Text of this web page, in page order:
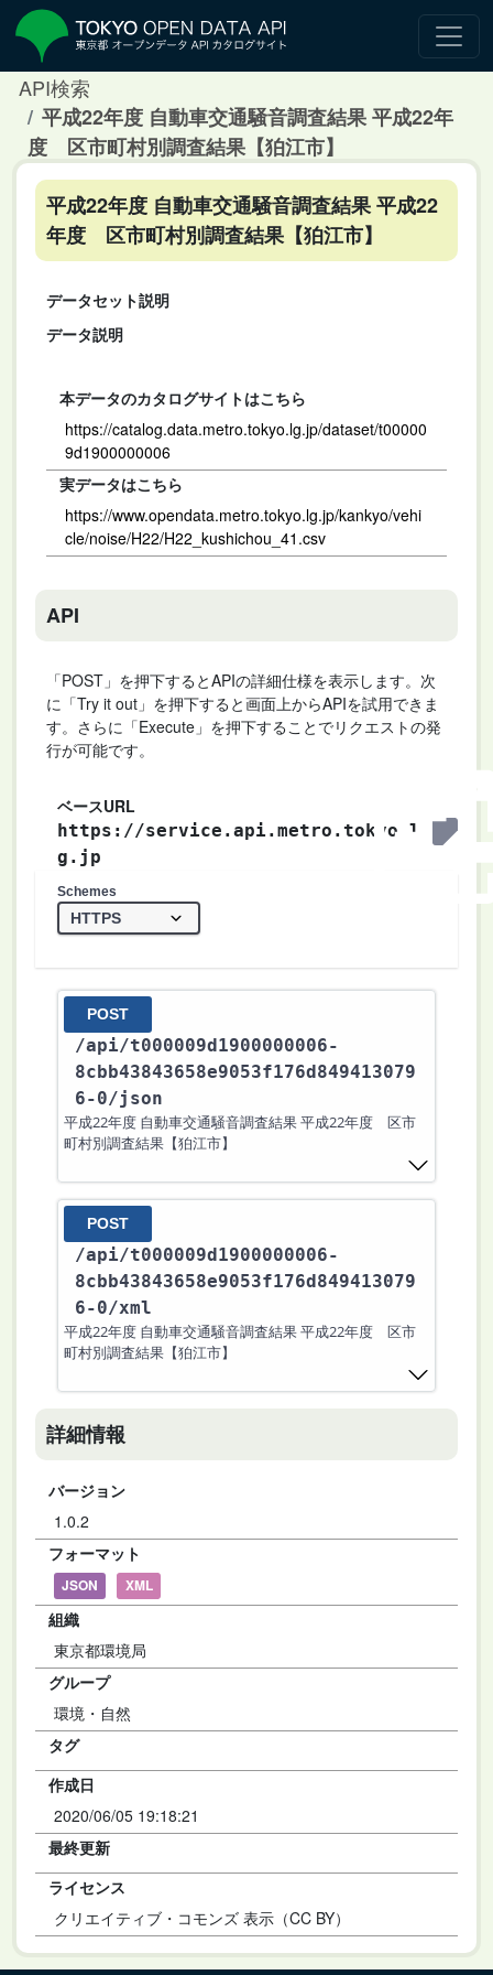
API検索
平成22年度 自動車交通騒音調査結果 平成22年
度 区市町村別調査結果【狛江市】
平成22年度 自動車交通騒音調査結果 平成22
年度 区市町村別調査結果【狛江市】
データセット説明
データ説明
本データのカタログサイトはこちら
https://catalog.data.metro.tokyo.lg.jp/dataset/t00000
9d1900000006
実データはこちら
https://www.opendata.metro.tokyo.lg.jp/kankyo/vehi
cle/noise/H22/H22_kushichou_41.csv
API
「POST」を押下するとAPIの詳細仕様を表示します。次
に「Try it out」を押下すると画面上からAPIを試用できま
す。さらに「Execute」を押下することでリクエストの発
行が可能です。
ベースURL
https://service.api.metro.tokyo.l
g.jp
Schemes
POST
/api/t000009d1900000006-
8cbb43843658e9053f176d849413079
6-0/json
平成22年度 自動車交通騒音調査結果 平成22年度 区市
町村別調査結果【狛江市】
POST
/api/t000009d1900000006-
8cbb43843658e9053f176d849413079
6-0/xml
平成22年度 自動車交通騒音調査結果 平成22年度 区市
町村別調査結果【狛江市】
詳細情報
バージョン
1.0.2
フォーマット
JSON XML
組織
東京都環境局
グループ
環境・自然
タグ
作成日
2020/06/05 19:18:21
最終更新
ライセンス
クリエイティブ・コモンズ 表示（CC BY）